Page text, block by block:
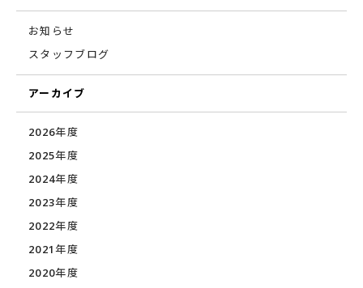
お知らせ
スタッフブログ
アーカイブ
2026年度
2025年度
2024年度
2023年度
2022年度
2021年度
2020年度